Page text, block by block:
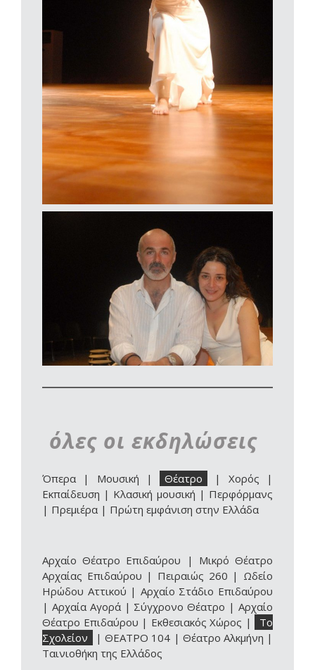
όλες οι εκδηλώσεις
Όπερα | Μουσική | Θέατρο | Χορός |
Εκπαίδευση | Κλασική μουσική | Περφόρμανς
| Πρεμιέρα | Πρώτη εμφάνιση στην Ελλάδα
Αρχαίο Θέατρο Επιδαύρου | Μικρό Θέατρο
Αρχαίας Επιδαύρου | Πειραιώς 260 | Ωδείο
Ηρώδου Αττικού | Αρχαίο Στάδιο Επιδαύρου
| Αρχαία Αγορά| Σύγχρονο Θέατρο |Αρχαίο
Θέατρο Επιδαύρου | Εκθεσιακός Χώρος |
Το
Σχολείον
|ΘΕΑΤΡΟ 104 | Θέατρο Αλκμήνη |
Ταινιοθήκη της Ελλάδος